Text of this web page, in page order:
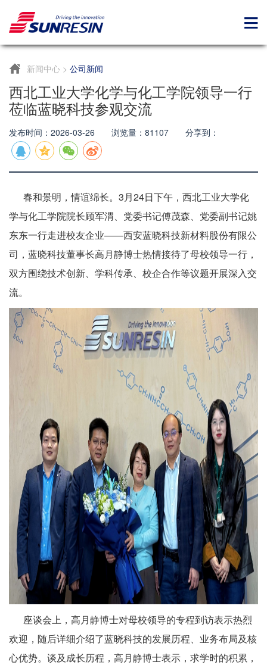
新闻中心 > 公司新闻
西北工业大学化学与化工学院领导一行
莅临蓝晓科技参观交流
发布时间：2026-03-26 浏览量：81107 分享到：
春和景明，情谊绵长。3月24日下午，西北工业大学化
学与化工学院院长顾军渭、党委书记傅茂森、党委副书记姚
东东一行走进校友企业——西安蓝晓科技新材料股份有限公
司，蓝晓科技董事长高月静博士热情接待了母校领导一行，
双方围绕技术创新、学科传承、校企合作等议题开展深入交
流。
座谈会上，高月静博士对母校领导的专程到访表示热烈
欢迎，随后详细介绍了蓝晓科技的发展历程、业务布局及核
心优势。谈及成长历程，高月静博士表示，求学时的积累，